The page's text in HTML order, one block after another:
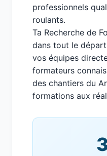
professionnels
roulants.
Ta Recherche de
dans tout le
vos équipes
formateurs
des chantiers du
formations aux